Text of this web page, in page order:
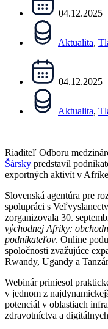
04.12.2025
Aktualita,
04.12.2025
Aktualita,
Riaditeľ Odboru
Šársky predstavil
exportných aktivít v
Slovenská agentúra pre
spolupráci s
zorganizovala 30.
východnej Afriky:
podnikateľov. Online
spoločnosti zvažujúce
Rwandy, Ugandy a
Webinár priniesol
v jednom z
potenciál v oblastiach
zdravotníctva a